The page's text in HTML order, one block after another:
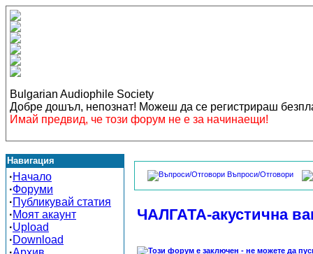
Bulgarian Audiophile Society
Добре дошъл, непознат! Можеш да се регистрираш
Имай предвид, че този форум не е за начинаещи!
Навигация
·Начало
·Форуми
·Публикувай статия
·Моят акаунт
·Upload
·Download
Въпроси/Отговори
ЧАЛГАТА-акустична